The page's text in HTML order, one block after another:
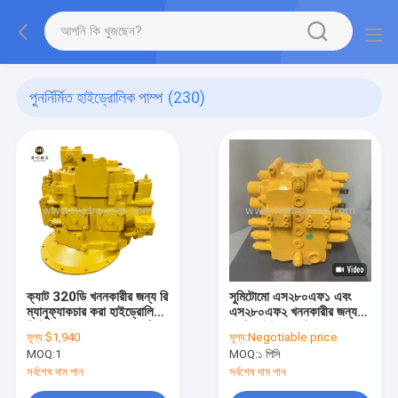
পুনর্নির্মিত হাইড্রোলিক পাম্প (230)
ক্যাট 320ডি খননকারীর জন্য রি
ম্যানুফ্যাকচার করা হাইড্রোলিক
এবং পার্ট নম্বর ২৭২-৬৯৫5 সহ
মূল্য:$1,940
MOQ:1
সর্বশেষ দাম পান
সুমিটোমো এস২৮০এফ১ এবং
এস২৮০এফ২ খননকারীর জন্য
মূল্য:Negotiable price
MOQ:১ পিসি
সর্বশেষ দাম পান